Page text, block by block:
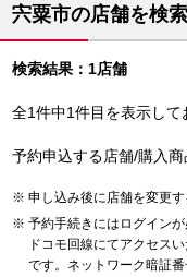
宍粟市の店舗を検
検索結果：1店舗
全1件中1件目を表示し
予約申込する店舗/購入商
申し込み後に店舗を変更す
予約手続きにはログインが
ドコモ回線にてアクセス
です。ネットワーク暗証